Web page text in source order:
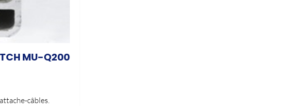
MU-Q200
câbles.